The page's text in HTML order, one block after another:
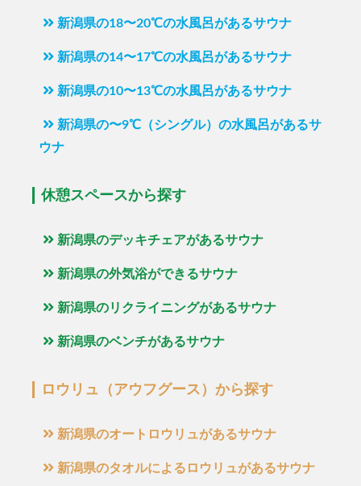
新潟県の18〜20℃の水風呂があるサウナ
新潟県の14〜17℃の水風呂があるサウナ
新潟県の10〜13℃の水風呂があるサウナ
新潟県の〜9℃（シングル）の水風呂があるサ
ウナ
休憩スペースから探す
新潟県のデッキチェアがあるサウナ
新潟県の外気浴ができるサウナ
新潟県のリクライニングがあるサウナ
新潟県のベンチがあるサウナ
ロウリュ（アウフグース）から探す
新潟県のオートロウリュがあるサウナ
新潟県のタオルによるロウリュがあるサウナ